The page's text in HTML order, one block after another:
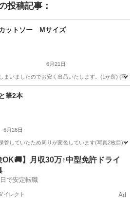
投稿記事：
カットソー Мサイズ
6月21日
まいましたのでお安く出品いたします。(1か所) (写
カットソー
筆2本
6月26日
管していたため周りが変色しています(写真2枚目)
キッズ用品 新品
OK🚚】月収30万↑中型免許ドライ
で安定転職
イレクト Ad